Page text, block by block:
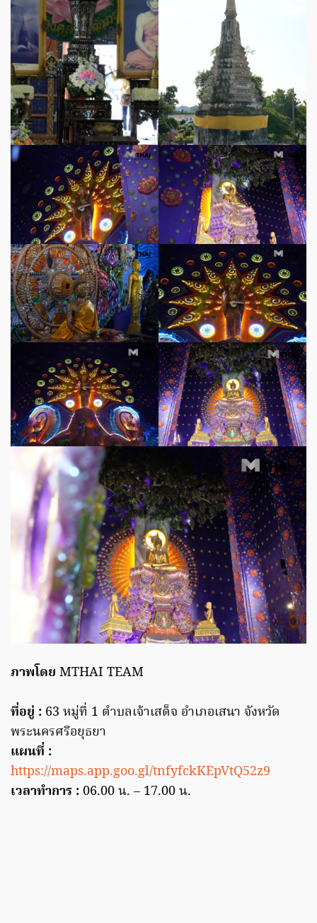
ภาพโดย MTHAI TEAM
ที่อยู่ : 63 หมู่ที่ 1 ตำบลเจ้าเสด็จ อำเภอเสนา จังหวัด
พระนครศรีอยุธยา
แผนที่ :
https://maps.app.goo.gl/tnfyfckKEpVtQ52z9
เวลาทำการ :06.00 น. – 17.00 น.